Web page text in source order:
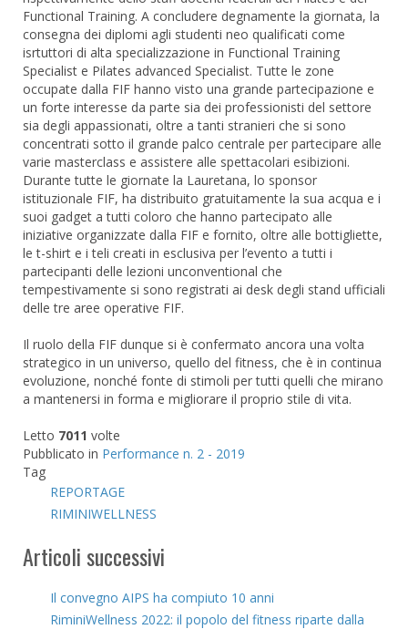
Functional Training. A concludere degnamente la giornata, la
consegna dei diplomi agli studenti neo qualificati come
isrtuttori di alta specializzazione in Functional Training
Specialist e Pilates advanced Specialist. Tutte le zone
occupate dalla FIF hanno visto una grande partecipazione e
un forte interesse da parte sia dei professionisti del settore
sia degli appassionati, oltre a tanti stranieri che si sono
concentrati sotto il grande palco centrale per partecipare alle
varie masterclass e assistere alle spettacolari esibizioni.
Durante tutte le giornate la Lauretana, lo sponsor
istituzionale FIF, ha distribuito gratuitamente la sua acqua e i
suoi gadget a tutti coloro che hanno partecipato alle
iniziative organizzate dalla FIF e fornito, oltre alle bottigliette,
le t-shirt e i teli creati in esclusiva per l’evento a tutti i
partecipanti delle lezioni unconventional che
tempestivamente si sono registrati ai desk degli stand ufficiali
delle tre aree operative FIF.
Il ruolo della FIF dunque si è confermato ancora una volta
strategico in un universo, quello del fitness, che è in continua
evoluzione, nonché fonte di stimoli per tutti quelli che mirano
a mantenersi in forma e migliorare il proprio stile di vita.
Letto 7011 volte
Pubblicato in Performance n. 2 - 2019
Tag
REPORTAGE
RIMINIWELLNESS
Articoli successivi
Il convegno AIPS ha compiuto 10 anni
RiminiWellness 2022: il popolo del fitness riparte dalla